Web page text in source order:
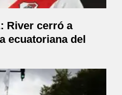
River cerró a
ecuatoriana del